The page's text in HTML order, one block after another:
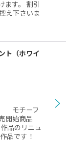
す。 割引
え下さいま
ト（ホワイ
モチーフ
開始商品
品のリニュ
品です！